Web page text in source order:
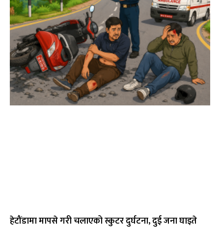
हेटौंडामा मापसे गरी चलाएको स्कुटर दुर्घटना, दुई जना घाइते